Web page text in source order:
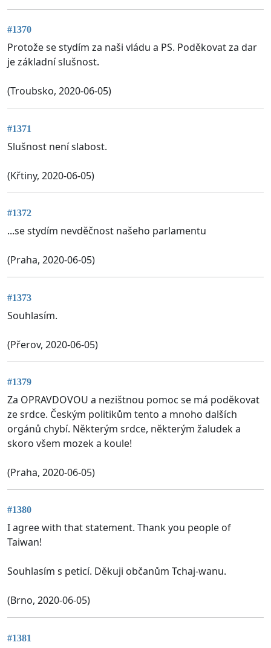
#1370
Protože se stydím za naši vládu a PS. Poděkovat za dar
je základní slušnost.
(Troubsko, 2020-06-05)
#1371
Slušnost není slabost.
(Křtiny, 2020-06-05)
#1372
...se stydím nevděčnost našeho parlamentu
(Praha, 2020-06-05)
#1373
Souhlasím.
(Přerov, 2020-06-05)
#1379
Za OPRAVDOVOU a nezištnou pomoc se má poděkovat
ze srdce. Českým politikům tento a mnoho dalších
orgánů chybí. Některým srdce, některým žaludek a
skoro všem mozek a koule!
(Praha, 2020-06-05)
#1380
I agree with that statement. Thank you people of
Taiwan!
Souhlasím s peticí. Děkuji občanům Tchaj-wanu.
(Brno, 2020-06-05)
#1381